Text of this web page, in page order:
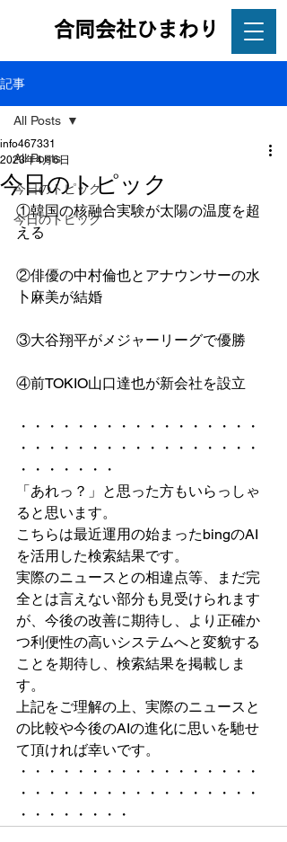
合同会社ひまわり
記事
All Posts
今日のトピック
今日のトピック
All Posts
今日のトピック
info467331
2023年4月6日
①韓国の核融合実験が太陽の温度を超
える
②俳優の中村倫也とアナウンサーの水
卜麻美が結婚
③大谷翔平がメジャーリーグで優勝
④前TOKIO山口達也が新会社を設立
・・・・・・・・・・・・・・・・・
・・・・・・・・・・・・・・・・・
・・・・・・・
「あれっ？」と思った方もいらっしゃ
ると思います。
こちらは最近運用の始まったbingのAI
を活用した検索結果です。
実際のニュースとの相違点等、まだ完
全とは言えない部分も見受けられます
が、今後の改善に期待し、より正確か
つ利便性の高いシステムへと変貌する
ことを期待し、検索結果を掲載しま
す。
上記をご理解の上、実際のニュースと
の比較や今後のAIの進化に思いを馳せ
て頂ければ幸いです。
・・・・・・・・・・・・・・・・・
・・・・・・・・・・・・・・・・・
・・・・・・・・